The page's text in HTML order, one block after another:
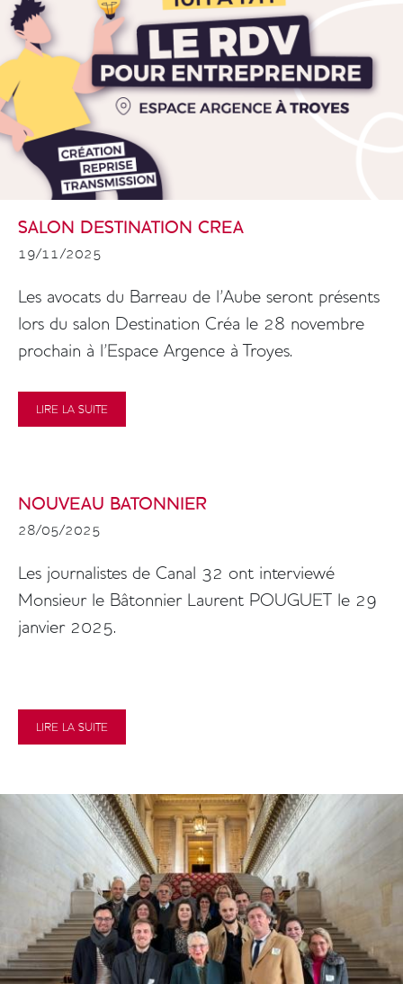
SALON DESTINATION CREA
19/11/2025
Colonne
Les avocats du Barreau de l'Aube seront présents
lors du salon Destination Créa le 28 novembre
prochain à l'Espace Argence à Troyes.
LIRE LA SUITE
NOUVEAU BATONNIER
28/05/2025
Colonne
Les journalistes de Canal 32 ont interviewé
Monsieur le Bâtonnier Laurent POUGUET le 29
janvier 2025.
LIRE LA SUITE